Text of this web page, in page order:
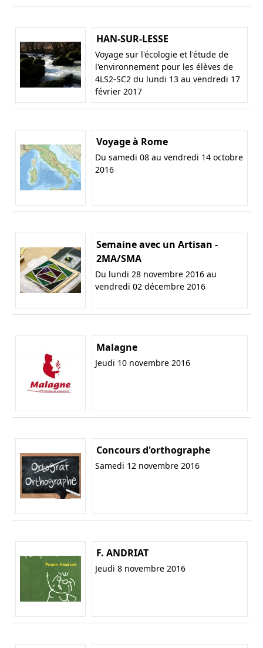
HAN-SUR-LESSE
Voyage sur l'écologie et l'étude de
l'environnement pour les élèves de
4LS2-SC2 du lundi 13 au vendredi 17
février 2017
Voyage à Rome
Du samedi 08 au vendredi 14 octobre
2016
Semaine avec un Artisan -
2MA/SMA
Du lundi 28 novembre 2016 au
vendredi 02 décembre 2016
Malagne
Jeudi 10 novembre 2016
Concours d'orthographe
Samedi 12 novembre 2016
F. ANDRIAT
Jeudi 8 novembre 2016